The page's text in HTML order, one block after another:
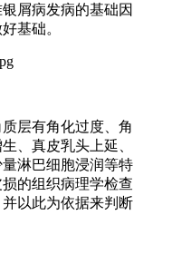
屑病发病的基础因
基础。
层有角化过度、角
、真皮乳头上延、
淋巴细胞浸润等特
的组织病理学检查
以此为依据来判断